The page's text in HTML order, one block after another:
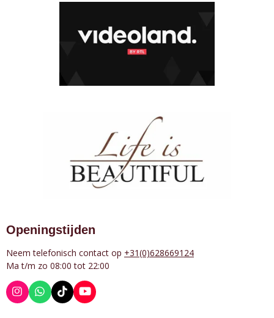
Openingstijden
Neem telefonisch contact op +31(0)628669124
Ma t/m zo 08:00 tot 22:00
I
n
W
h
T
i
Y
o